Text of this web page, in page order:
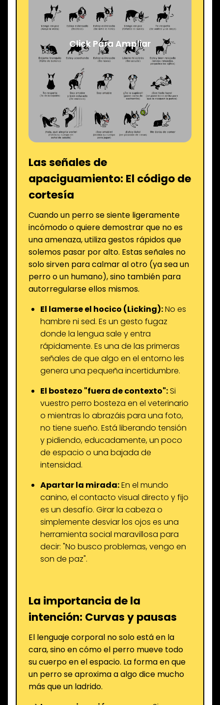
Click Para Ampliar
Las señales de
apaciguamiento: El código de
cortesía
Cuando un perro se siente ligeramente
incómodo o quiere demostrar que no es
una amenaza, utiliza gestos rápidos que
solemos pasar por alto. Estas señales no
solo sirven para calmar al otro (ya sea un
perro o un humano), sino también para
autorregularse ellos mismos.
El lamerse el hocico (Licking):No es
hambre ni sed. Es un gesto fugaz
donde la lengua sale y entra
rápidamente. Es una de las primeras
señales de que algo en el entorno les
genera una pequeña incertidumbre.
El bostezo "fuera de contexto":Si
vuestro perro bosteza en el veterinario
o mientras lo abrazáis para una foto,
no tiene sueño. Está liberando tensión
y pidiendo, educadamente, un poco
de espacio o una bajada de
intensidad.
Apartar la mirada:En el mundo
canino, el contacto visual directo y fijo
es un desafío. Girar la cabeza o
simplemente desviar los ojos es una
herramienta social maravillosa para
decir: "No busco problemas, vengo en
son de paz".
La importancia de la
intención: Curvas y pausas
El lenguaje corporal no solo está en la
cara, sino en cómo el perro mueve todo
su cuerpo en el espacio. La forma en que
un perro se aproxima a algo dice mucho
más que un ladrido.